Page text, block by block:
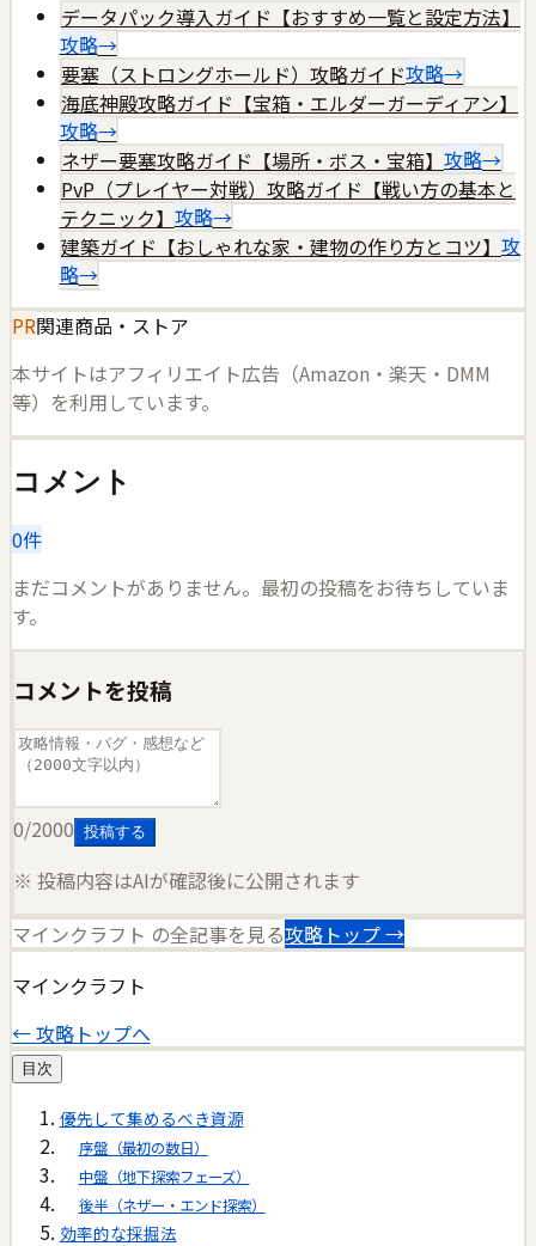
データパック導入ガイド【おすすめ一覧と設定方法】
攻略→
要塞（ストロングホールド）攻略ガイド攻略→
海底神殿攻略ガイド【宝箱・エルダーガーディアン】
攻略→
ネザー要塞攻略ガイド【場所・ボス・宝箱】 攻略→
PvP（プレイヤー対戦）攻略ガイド【戦い方の基本と
テクニック】 攻略→
建築ガイド【おしゃれな家・建物の作り方とコツ】 攻
略→
PR関連商品・ストア
本サイトはアフィリエイト広告（Amazon・楽天・DMM
等）を利用しています。
コメント
0件
まだコメントがありません。最初の投稿をお待ちしていま
す。
コメントを投稿
0/2000 投稿する
※ 投稿内容はAIが確認後に公開されます
マインクラフト の全記事を見る攻略トップ →
マインクラフト
← 攻略トップへ
目次
優先して集めるべき資源
序盤（最初の数日）
中盤（地下探索フェーズ）
後半（ネザー・エンド探索）
効率的な採掘法